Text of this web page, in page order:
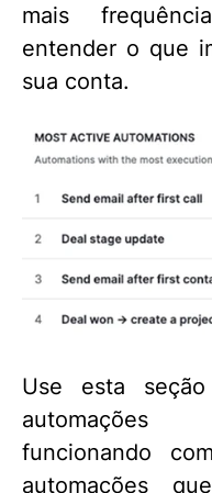
mais
entender o que
sua conta.
Use esta
automações
funcionando
automações